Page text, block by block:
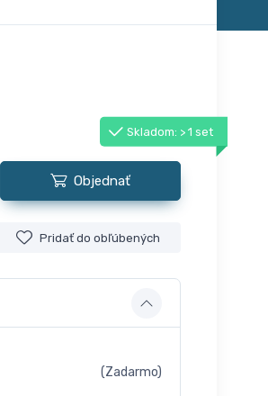
Skladom: > 1 set
Objednať
Pridať do obľúbených
(Zadarmo)